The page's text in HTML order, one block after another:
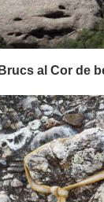
al Cor de